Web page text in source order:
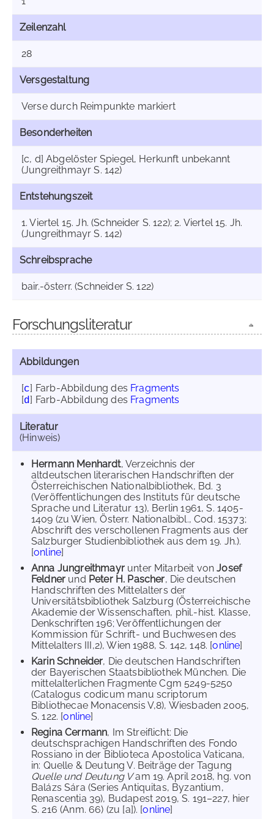
Zeilenzahl
28
Versgestaltung
Verse durch Reimpunkte markiert
Besonderheiten
[c, d] Abgelöster Spiegel, Herkunft unbekannt
(Jungreithmayr S. 142)
Entstehungszeit
1. Viertel 15. Jh. (Schneider S. 122); 2. Viertel 15. Jh.
(Jungreithmayr S. 142)
Schreibsprache
bair.-österr. (Schneider S. 122)
Forschungsliteratur
Abbildungen
[c] Farb-Abbildung des Fragments
[d] Farb-Abbildung des Fragments
Literatur
(Hinweis)
Hermann Menhardt, Verzeichnis der
altdeutschen literarischen Handschriften der
Österreichischen Nationalbibliothek, Bd. 3
(Veröffentlichungen des Instituts für deutsche
Sprache und Literatur 13), Berlin 1961, S. 1405-
1409 (zu Wien, Österr. Nationalbibl., Cod. 15373;
Abschrift des verschollenen Fragments aus der
Salzburger Studienbibliothek aus dem 19. Jh.).
[online]
Anna Jungreithmayrunter Mitarbeit vonJosef
Feldner und Peter H. Pascher, Die deutschen
Handschriften des Mittelalters der
Universitätsbibliothek Salzburg (Österreichische
Akademie der Wissenschaften, phil.-hist. Klasse,
Denkschriften 196; Veröffentlichungen der
Kommission für Schrift- und Buchwesen des
Mittelalters III,2), Wien 1988, S. 142, 148. [online]
Karin Schneider, Die deutschen Handschriften
der Bayerischen Staatsbibliothek München. Die
mittelalterlichen Fragmente Cgm 5249-5250
(Catalogus codicum manu scriptorum
Bibliothecae Monacensis V,8), Wiesbaden 2005,
S. 122. [online]
Regina Cermann, Im Streiflicht: Die
deutschsprachigen Handschriften des Fondo
Rossiano in der Biblioteca Apostolica Vaticana,
in: Quelle & Deutung V. Beiträge der Tagung
Quelle und Deutung Vam 19. April 2018, hg. von
Balázs Sára (Series Antiquitas, Byzantium,
Renascentia 39), Budapest 2019, S. 191–227, hier
S. 216 (Anm. 66) (zu [a]). [online]